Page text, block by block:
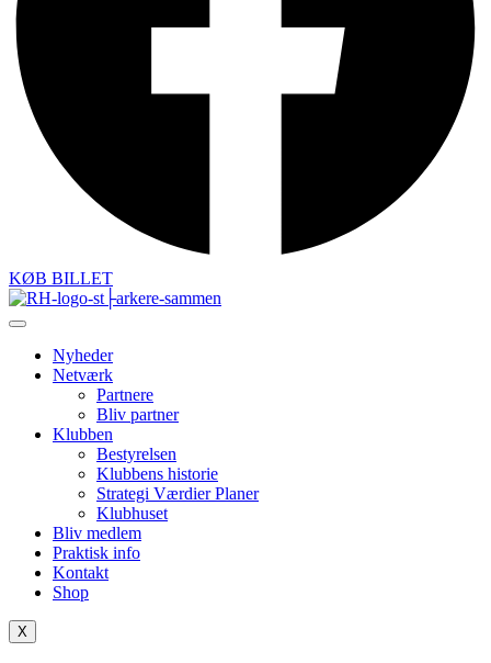
KØB BILLET
Nyheder
Netværk
Partnere
Bliv partner
Klubben
Bestyrelsen
Klubbens historie
Strategi Værdier Planer
Klubhuset
Bliv medlem
Praktisk info
Kontakt
Shop
X